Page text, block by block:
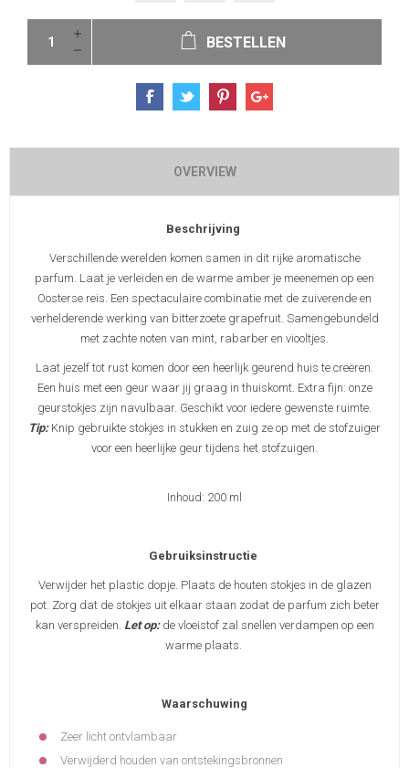
BESTELLEN
OVERVIEW
Beschrijving
Verschillende werelden komen samen in dit rijke aromatische
parfum. Laat je verleiden en de warme amber je meenemen op een
Oosterse reis. Een spectaculaire combinatie met de zuiverende en
verhelderende werking van bitterzoete grapefruit. Samengebundeld
met zachte noten van mint, rabarber en viooltjes.
Laat jezelf tot rust komen door een heerlijk geurend huis te creëren.
Een huis met een geur waar jij graag in thuiskomt. Extra fijn: onze
geurstokjes zijn navulbaar. Geschikt voor iedere gewenste ruimte.
Tip:Knip gebruikte stokjes in stukken en zuig ze op met de stofzuiger
voor een heerlijke geur tijdens het stofzuigen.
Inhoud: 200 ml
Gebruiksinstructie
Verwijder het plastic dopje. Plaats de houten stokjes in de glazen
pot. Zorg dat de stokjes uit elkaar staan zodat de parfum zich beter
kan verspreiden. Let op:de vloeistof zal snellen verdampen op een
warme plaats.
Waarschuwing
Zeer licht ontvlambaar
Verwijderd houden van ontstekingsbronnen